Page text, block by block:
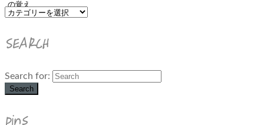
SEARCH
Search for:
Search